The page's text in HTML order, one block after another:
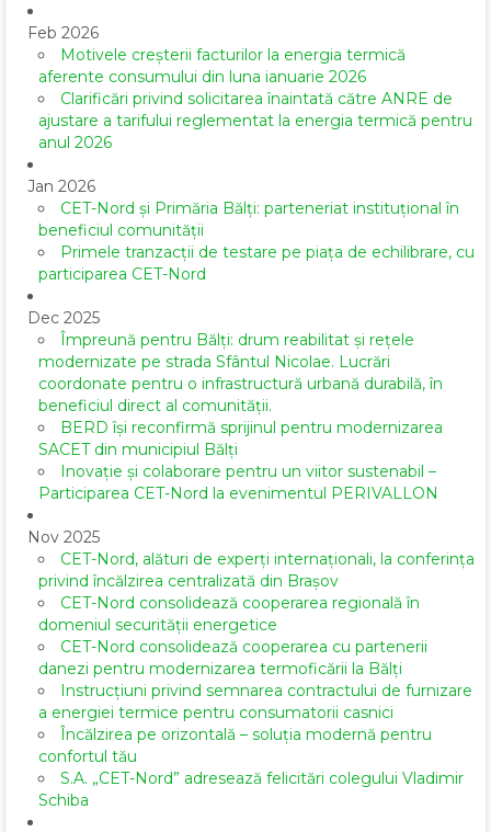
Feb 2026
Motivele creșterii facturilor la energia termică
aferente consumului din luna ianuarie 2026
Clarificări privind solicitarea înaintată către ANRE de
ajustare a tarifului reglementat la energia termică pentru
anul 2026
Jan 2026
CET-Nord și Primăria Bălți: parteneriat instituțional în
beneficiul comunității
Primele tranzacții de testare pe piața de echilibrare, cu
participarea CET-Nord
Dec 2025
Împreună pentru Bălți: drum reabilitat și rețele
modernizate pe strada Sfântul Nicolae. Lucrări
coordonate pentru o infrastructură urbană durabilă, în
beneficiul direct al comunității.
BERD își reconfirmă sprijinul pentru modernizarea
SACET din municipiul Bălți
Inovație și colaborare pentru un viitor sustenabil –
Participarea CET-Nord la evenimentul PERIVALLON
Nov 2025
CET-Nord, alături de experți internaționali, la conferința
privind încălzirea centralizată din Brașov
CET-Nord consolidează cooperarea regională în
domeniul securității energetice
CET-Nord consolidează cooperarea cu partenerii
danezi pentru modernizarea termoficării la Bălți
Instrucțiuni privind semnarea contractului de furnizare
a energiei termice pentru consumatorii casnici
Încălzirea pe orizontală – soluția modernă pentru
confortul tău
S.A. „CET-Nord” adresează felicitări colegului Vladimir
Schiba